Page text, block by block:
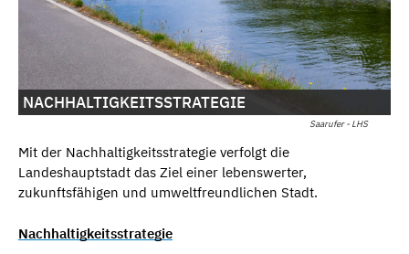
Saarufer - LHS
NACHHALTIGKEITSSTRATEGIE
Mit der Nachhaltigkeitsstrategie verfolgt die
Landeshauptstadt das Ziel einer lebenswerter,
zukunftsfähigen und umweltfreundlichen Stadt.
Nachhaltigkeitsstrategie